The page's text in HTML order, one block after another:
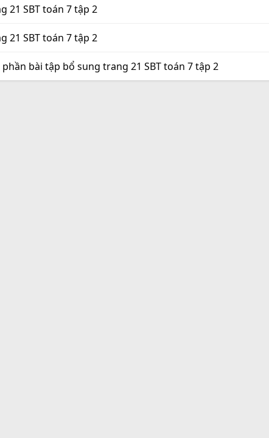
21 SBT toán 7 tập 2
21 SBT toán 7 tập 2
phần bài tập bổ sung trang 21 SBT toán 7 tập 2